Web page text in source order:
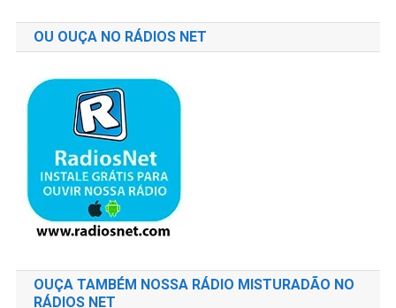
OU OUÇA NO RÁDIOS NET
OUÇA TAMBÉM NOSSA RÁDIO MISTURADÃO NO
RÁDIOS NET